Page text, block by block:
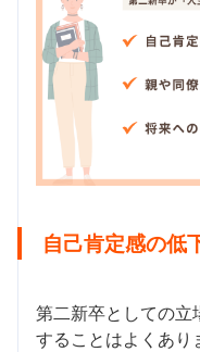
自己肯定感の低
第二新卒としての立
することはよくあり